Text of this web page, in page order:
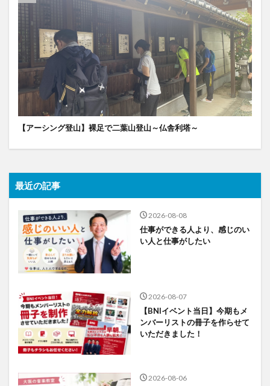
【アーシング登山】裸足で二葉山登山～仏舎利塔～
最近の記事
2026-08-08
仕事ができる人より、感じのい
い人と仕事がしたい
2026-08-07
【BNIイベント当日】今期もメ
ンバーリストの冊子を作らせて
いただきました！
2026-08-06